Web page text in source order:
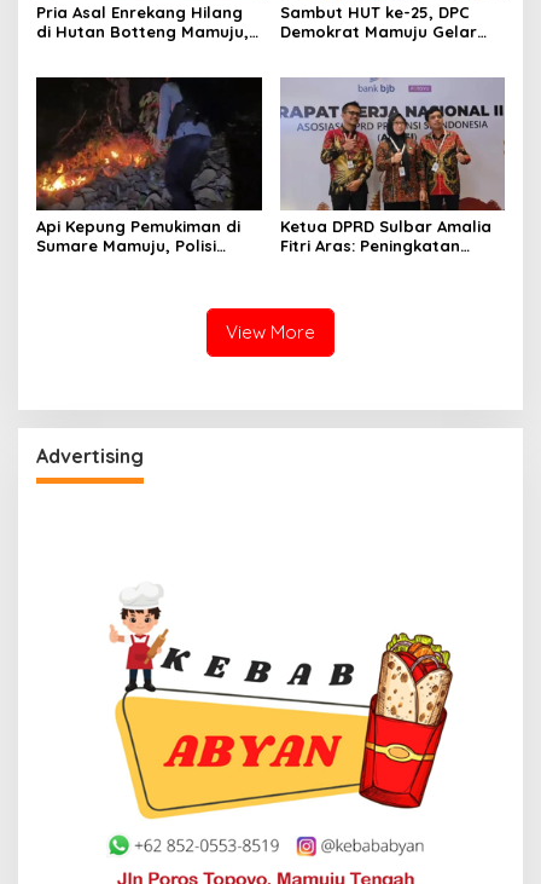
Pria Asal Enrekang Hilang
di Hutan Botteng Mamuju,
Sambut HUT ke-25, DPC
Demokrat Mamuju Gelar
Api Kepung Pemukiman di
Sumare Mamuju, Polisi
Ketua DPRD Sulbar Amalia
Fitri Aras: Peningkatan
View More
Advertising